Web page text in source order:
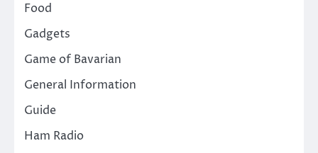
Food
Gadgets
Game of Bavarian
General Information
Guide
Ham Radio